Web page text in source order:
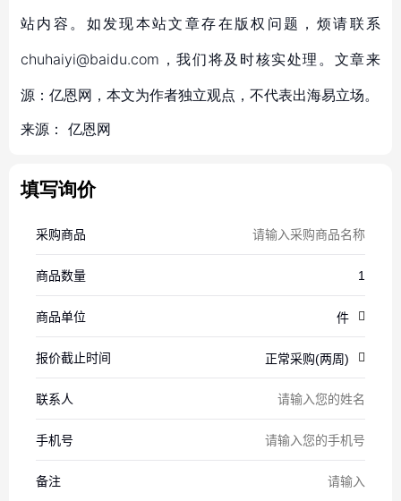
站内容。如发现本站文章存在版权问题，烦请联系
chuhaiyi@baidu.com，我们将及时核实处理。文章来
源：亿恩网，本文为作者独立观点，不代表出海易立场。
来源： 亿恩网
填写询价